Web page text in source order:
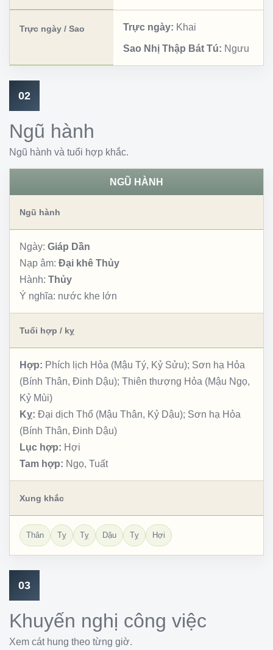
Trực ngày / Sao Trực ngày: Khai
Sao Nhị Thập Bát Tú: Ngưu
02
Ngũ hành
Ngũ hành và tuổi hợp khắc.
NGŨ HÀNH
Ngũ hành
Ngày: Giáp Dần
Nạp âm: Đại khê Thủy
Hành: Thủy
Ý nghĩa: nước khe lớn
Tuổi hợp / kỵ
Hợp: Phích lịch Hỏa (Mậu Tý, Kỷ Sửu); Sơn hạ Hỏa
(Bính Thân, Đinh Dậu); Thiên thượng Hỏa (Mậu Ngọ,
Kỷ Mùi)
Kỵ: Đại dịch Thổ (Mậu Thân, Kỷ Dậu); Sơn hạ Hỏa
(Bính Thân, Đinh Dậu)
Lục hợp: Hợi
Tam hợp: Ngọ, Tuất
Xung khắc
Thân Tỵ Tỵ Dậu Tỵ Hợi
03
Khuyến nghị công việc
Xem cát hung theo từng giờ.